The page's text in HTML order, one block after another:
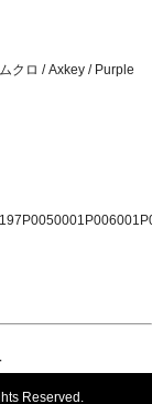
クロ / Axkey / Purple
Reserved.